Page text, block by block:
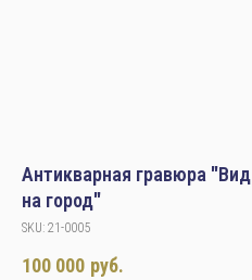
Антикварная гравюра "Вид
на город"
SKU: 21-0005
100 000 руб.